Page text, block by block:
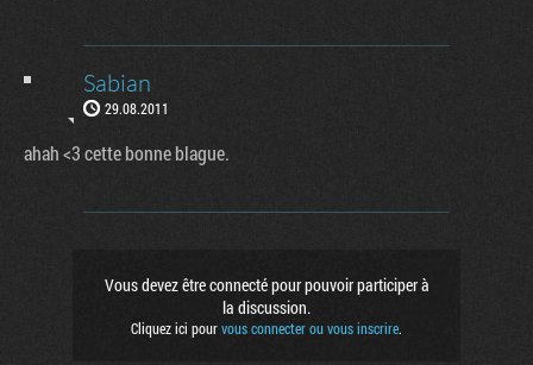
Sabian
29.08.2011
ahah <3 cette bonne blague.
Vous devez être connecté pour pouvoir participer à
la discussion.
Cliquez ici pourvous connecter ou vous inscrire.